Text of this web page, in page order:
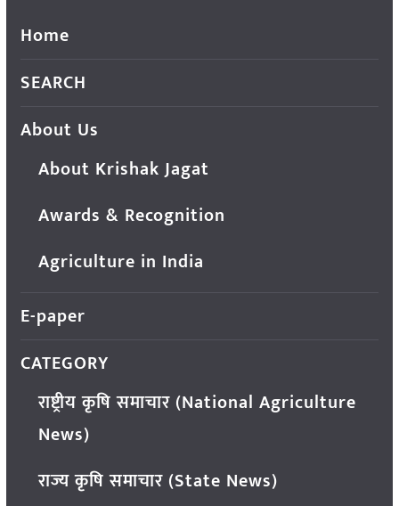
Home
SEARCH
About Us
About Krishak Jagat
Awards & Recognition
Agriculture in India
E-paper
CATEGORY
राष्ट्रीय कृषि समाचार (National Agriculture
News)
राज्य कृषि समाचार (State News)